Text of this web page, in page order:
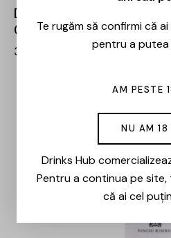
Domeniile Panciu –
0.75L
36,00
Te rugăm să confirmi că
pentru a putea
AM PESTE
NU AM 18
Drinks Hub
Pentru a continua pe
că ai cel